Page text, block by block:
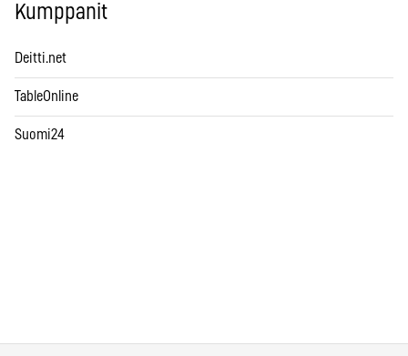
Kumppanit
Deitti.net
TableOnline
Suomi24